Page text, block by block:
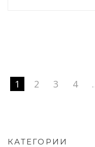
1 2 3 4
КАТЕГОРИИ